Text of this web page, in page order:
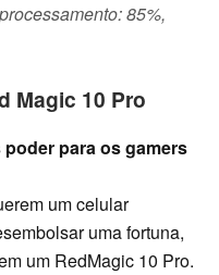
85%,
Magic 10 Pro
poder para os gamers
um celular
uma fortuna,
um RedMagic 10 Pro.